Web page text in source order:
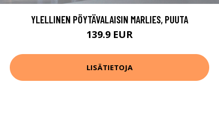
YLELLINEN PÖYTÄVALAISIN MARLIES, PUUTA
139.9 EUR
LISÄTIETOJA